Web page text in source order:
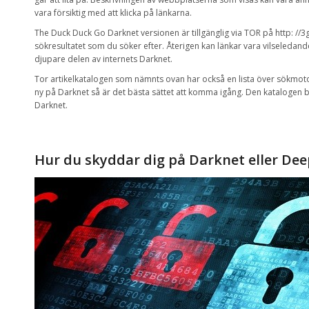
vara försiktig med att klicka på länkarna.
The Duck Duck Go Darknetversionen ärtillgänglig via TOR på http: //
sökresultatet som du söker efter. Återigen kan länkarvara
djupare delen av internets Darknet.
Tor artikelkatalogen som nämnts ovan har också en lista över
ny på Darknet så är det bästa sättet att komma igång. Den katalogen
Darknet.
Hur du skyddar dig på Darknet eller